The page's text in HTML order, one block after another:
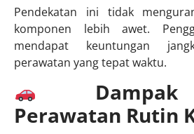
Pendekatan ini tidak
komponen lebih awet.
mendapat keuntungan
perawatan yang tepat waktu.
Perawatan Rutin